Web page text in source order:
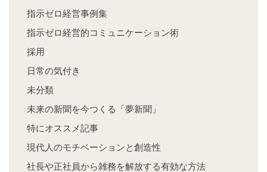
指示ゼロ経営事例集
指示ゼロ経営的コミュニケーション術
採用
日常の気付き
未分類
未来の新聞を今つくる「夢新聞」
特にオススメ記事
現代人のモチベーションと創造性
社長や正社員から雑務を解放する有効な方法